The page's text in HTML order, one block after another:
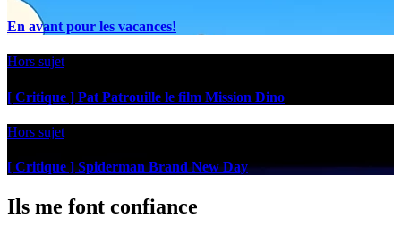
En avant pour les vacances!
Hors sujet
[ Critique ] Pat Patrouille le film Mission Dino
Hors sujet
[ Critique ] Spiderman Brand New Day
Ils me font confiance